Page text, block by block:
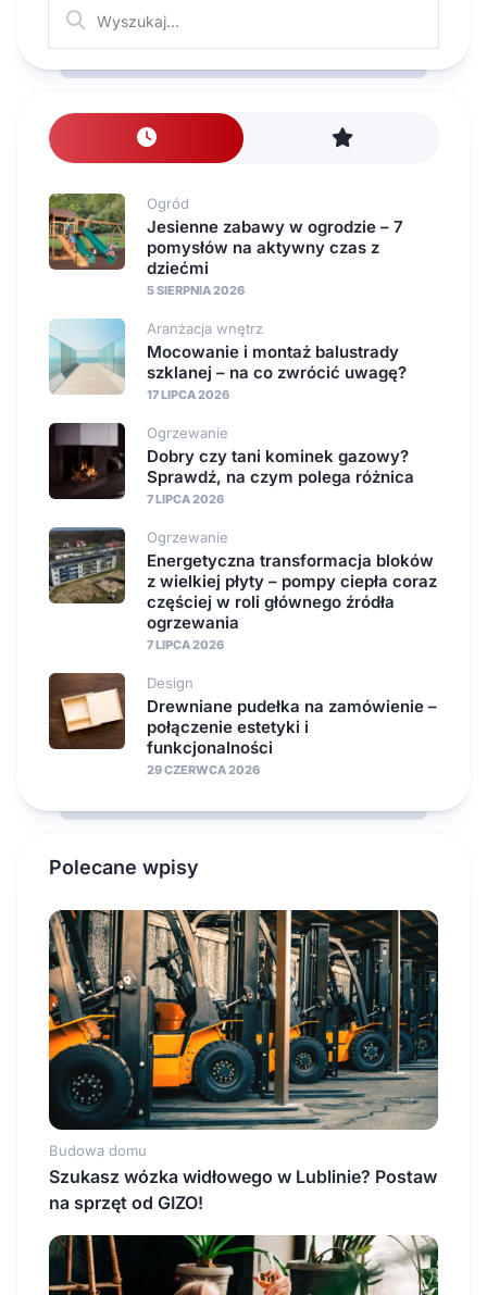
Ogród
Jesienne zabawy w ogrodzie – 7
pomysłów na aktywny czas z
dziećmi
5 SIERPNIA 2026
Aranżacja wnętrz
Mocowanie i montaż balustrady
szklanej – na co zwrócić uwagę?
17 LIPCA 2026
Ogrzewanie
Dobry czy tani kominek gazowy?
Sprawdź, na czym polega różnica
7 LIPCA 2026
Ogrzewanie
Energetyczna transformacja bloków
z wielkiej płyty – pompy ciepła coraz
częściej w roli głównego źródła
ogrzewania
7 LIPCA 2026
Design
Drewniane pudełka na zamówienie –
połączenie estetyki i
funkcjonalności
29 CZERWCA 2026
Polecane wpisy
Budowa domu
Szukasz wózka widłowego w Lublinie? Postaw
na sprzęt od GIZO!